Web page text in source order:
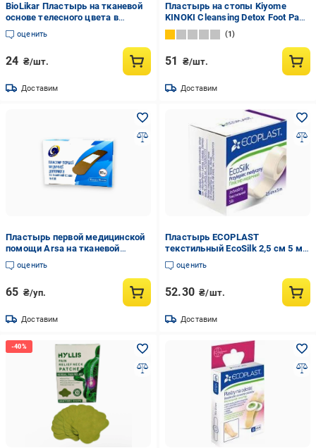
BioLikar Пластырь на тканевой
основе телесного цвета в
катушке 1,25 х 500 см
оценить
24 ₴/шт.
Доставим
Пластырь на стопы Kiyome
KINOKI Cleansing Detox Foot Pads
10 шт.
1
51 ₴/шт.
Доставим
Пластырь первой медицинской
помощи Arsa на тканевой
основе 100 шт. 72х19 мм
оценить
65 ₴/уп.
Доставим
Пластырь ECOPLAST
текстильный EcoSilk 2,5 см 5 м
стерильные
оценить
52.30 ₴/шт.
Доставим